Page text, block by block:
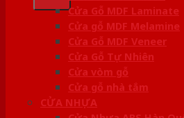
Cửa Gỗ MDF Laminate
Cửa gỗ MDF Melamine
Cửa Gỗ MDF Veneer
Cửa Gỗ Tự Nhiên
Cửa vòm gỗ
Cửa gỗ nhà tắm
CỬA NHỰA